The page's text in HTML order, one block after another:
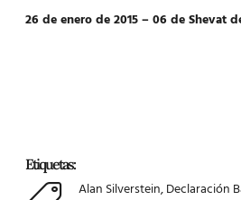
26 de enero de 2015 – 06 de Shevat
Etiquetas:
Alan Silverstein,Declaración